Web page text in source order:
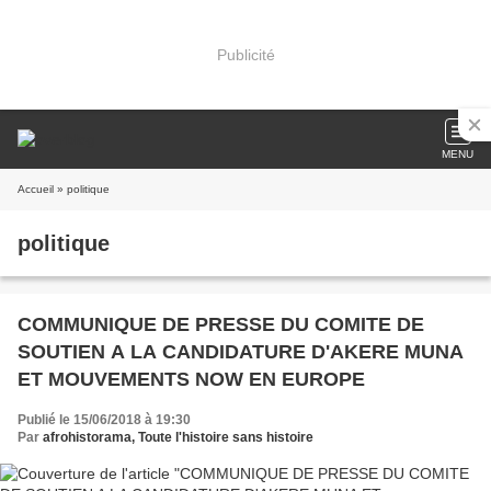
Publicité
MENU
Accueil » politique
politique
COMMUNIQUE DE PRESSE DU COMITE DE
SOUTIEN A LA CANDIDATURE D'AKERE MUNA
ET MOUVEMENTS NOW EN EUROPE
Publié le 15/06/2018 à 19:30
Par afrohistorama, Toute l'histoire sans histoire